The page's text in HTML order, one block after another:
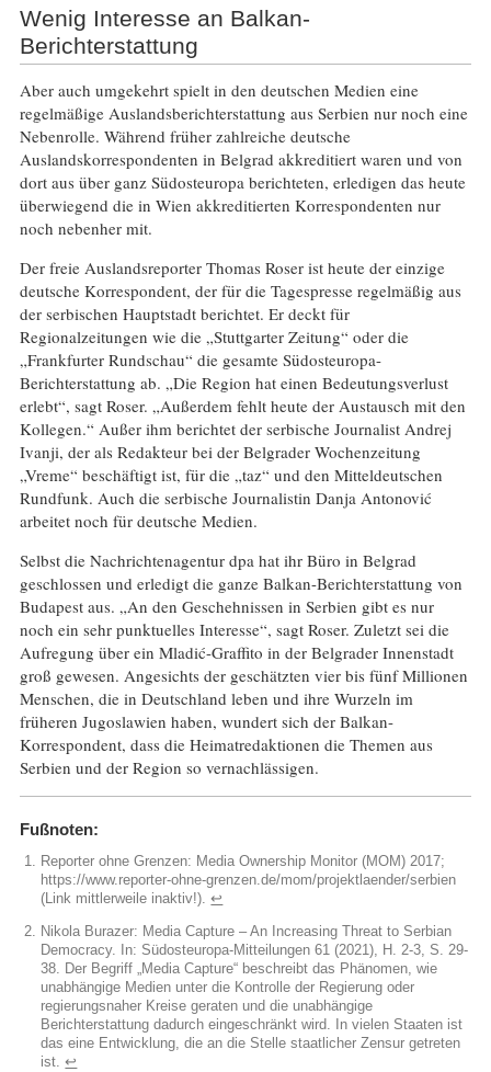
Wenig Interesse an Balkan-
Berichterstattung
Aber auch umgekehrt spielt in den deutschen Medien eine
regelmäßige Auslandsberichterstattung aus Serbien nur noch eine
Nebenrolle. Während früher zahlreiche deutsche
Auslandskorrespondenten in Belgrad akkreditiert waren und von
dort aus über ganz Südosteuropa berichteten, erledigen das heute
überwiegend die in Wien akkreditierten Korrespondenten nur
noch nebenher mit.
Der freie Auslandsreporter Thomas Roser ist heute der einzige
deutsche Korrespondent, der für die Tagespresse regelmäßig aus
der serbischen Hauptstadt berichtet. Er deckt für
Regionalzeitungen wie die „Stuttgarter Zeitung“ oder die
„Frankfurter Rundschau“ die gesamte Südosteuropa-
Berichterstattung ab. „Die Region hat einen Bedeutungsverlust
erlebt“, sagt Roser. „Außerdem fehlt heute der Austausch mit den
Kollegen.“ Außer ihm berichtet der serbische Journalist Andrej
Ivanji, der als Redakteur bei der Belgrader Wochenzeitung
„Vreme“ beschäftigt ist, für die „taz“ und den Mitteldeutschen
Rundfunk. Auch die serbische Journalistin Danja Antonović
arbeitet noch für deutsche Medien.
Selbst die Nachrichtenagentur dpa hat ihr Büro in Belgrad
geschlossen und erledigt die ganze Balkan-Berichterstattung von
Budapest aus. „An den Geschehnissen in Serbien gibt es nur
noch ein sehr punktuelles Interesse“, sagt Roser. Zuletzt sei die
Aufregung über ein Mladić-Graffito in der Belgrader Innenstadt
groß gewesen. Angesichts der geschätzten vier bis fünf Millionen
Menschen, die in Deutschland leben und ihre Wurzeln im
früheren Jugoslawien haben, wundert sich der Balkan-
Korrespondent, dass die Heimatredaktionen die Themen aus
Serbien und der Region so vernachlässigen.
Fußnoten:
Reporter ohne Grenzen: Media Ownership Monitor (MOM) 2017;
https://www.reporter-ohne-grenzen.de/mom/projektlaender/serbien
(Link mittlerweile inaktiv!).↩︎
Nikola Burazer: Media Capture – An Increasing Threat to Serbian
Democracy. In: Südosteuropa-Mitteilungen 61 (2021), H. 2-3, S. 29-
38. Der Begriff „Media Capture“ beschreibt das Phänomen, wie
unabhängige Medien unter die Kontrolle der Regierung oder
regierungsnaher Kreise geraten und die unabhängige
Berichterstattung dadurch eingeschränkt wird. In vielen Staaten ist
das eine Entwicklung, die an die Stelle staatlicher Zensur getreten
ist.↩︎